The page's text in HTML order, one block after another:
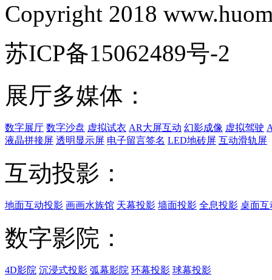
Copyright 2018
苏ICP备15062489号-2
展厅多媒体：
数字展厅 数字沙盘 虚拟试衣 AR大屏互动 幻影成像 虚拟驾驶
液晶拼接屏 透明显示屏 电子留言签名 LED地砖屏 互动滑轨屏
互动投影：
地面互动投影 画画水族馆 天幕投影 墙面投影 全息投影 桌面互
数字影院：
4D影院 沉浸式投影 弧幕影院 环幕投影 球幕投影